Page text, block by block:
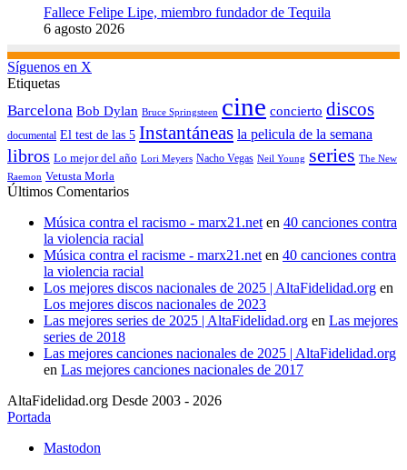
Fallece Felipe Lipe, miembro fundador de Tequila
6 agosto 2026
Síguenos en X
Etiquetas
Barcelona Bob Dylan Bruce Springsteen cine concierto discos
documental El test de las 5 Instantáneas la pelicula de la semana
libros Lo mejor del año Lori Meyers Nacho Vegas Neil Young series The New
Raemon Vetusta Morla
Últimos Comentarios
Música contra el racismo - marx21.neten 40 canciones contra
la violencia racial
Música contra el racisme - marx21.neten 40 canciones contra
la violencia racial
Los mejores discos nacionales de 2025 | AltaFidelidad.org en
Los mejores discos nacionales de 2023
Las mejores series de 2025 | AltaFidelidad.org en Las mejores
series de 2018
Las mejores canciones nacionales de 2025 | AltaFidelidad.org
en Las mejores canciones nacionales de 2017
AltaFidelidad.org Desde 2003 - 2026
Portada
Mastodon